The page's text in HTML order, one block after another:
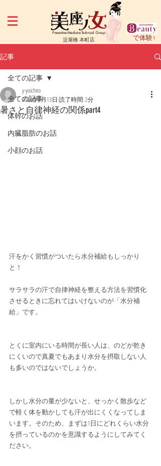
Preventive Medicine Technical Group
淀屋橋 本町店 で体験↑
記事
全ての記事
体幹のお話
内臓脂肪のお話
小顔のお話
全ての記事
暑さと自律神経の関係part4
y-yoichiro
2024年6月13日 読了時間: 2分
汗をかく習慣がついたら水分補給もしっかり
と！
サラサラの汗で自律神経を整える方法を習慣化
させるときに忘れてはいけないのが「水分補
給」です。
とくに室内にいる時間が長い人は、のどが乾き
にくいので真夏でもあまり水分を摂取しない人
も多いのではないでしょうか。
しかし水分の量が少ないと、せっかく散歩など
で軽く体を動かしても汗が出にくくなってしま
います。そのため、まずは1日にどれくらい水分
を摂っているのかを意識するようにしてみてく
ださい。